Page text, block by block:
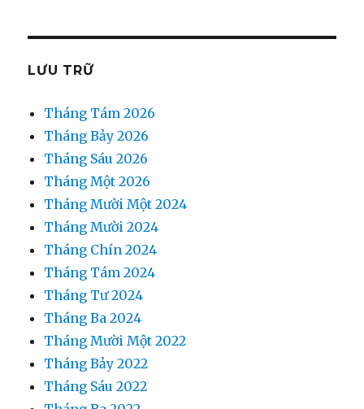
LƯU TRỮ
Tháng Tám 2026
Tháng Bảy 2026
Tháng Sáu 2026
Tháng Một 2026
Tháng Mười Một 2024
Tháng Mười 2024
Tháng Chín 2024
Tháng Tám 2024
Tháng Tư 2024
Tháng Ba 2024
Tháng Mười Một 2022
Tháng Bảy 2022
Tháng Sáu 2022